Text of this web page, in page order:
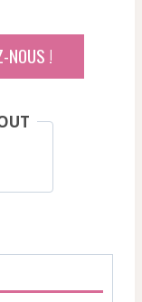
NOUS !